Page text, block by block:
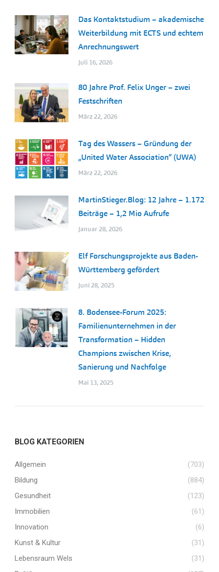
Das Kontaktstudium – akademische
Weiterbildung mit ECTS und echtem
Anrechnungswert
Juli 16, 2026
80 Jahre Prof. Felix Unger – zwei
Festschriften
März 22, 2026
Tag des Wassers – Gründung der
„United Water Association” (UWA)
März 22, 2026
MartinStieger.Blog: 12 Jahre – 1.172
Beiträge – 1,2 Mio Aufrufe
Januar 28, 2026
Elf Forschungsprojekte aus Baden-
Württemberg gefördert
Juni 28, 2025
8. Bodensee-Forum 2025:
Familienunternehmen in der
Transformation – Hidden
Champions zwischen Krise,
Sanierung und Nachfolge
Mai 13, 2025
BLOG KATEGORIEN
Allgemein
(703)
Bildung
(884)
Gesundheit
(123)
Immobilien
(61)
Innovation
(6)
Kunst & Kultur
(31)
Lebensraum Wels
(31)